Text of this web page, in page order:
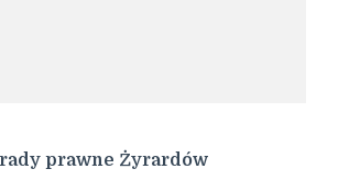
prawne Żyrardów